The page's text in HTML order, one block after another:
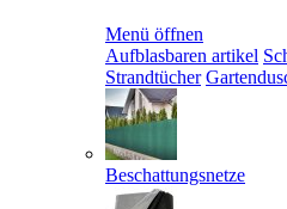
Menü öffnen
Aufblasbaren artikel
Strandtücher
Beschattungsnetze